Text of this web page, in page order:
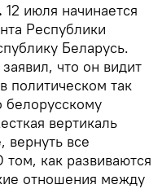
12 июля начинается
Республики
Беларусь.
что он видит
политическом так
белорусскому
вертикаль
вернуть все
как развиваются
отношения между